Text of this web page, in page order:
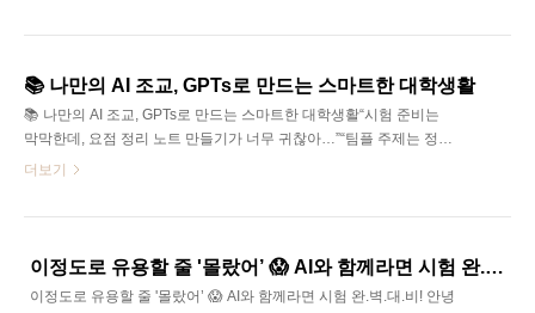
니... 바로 생성형 인공지능입니다! 챗GPT와 같은 Al 도구들, 요즘 정
말 뜨거운 관심사죠! 그런데 혹시 여러분은 이 AI를 그 저 검색창처럼
사용하고 계신가요? "그냥 뭐.... 대충 물어보면 알려주겠지?"라고 가
볍게 여기시면 안 됩니다. AI를 단순히 정보 습득 도구로만 활용하신
다면, 인공지능..
📚 나만의 AI 조교, GPTs로 만드는 스마트한 대학생활
📚 나만의 AI 조교, GPTs로 만드는 스마트한 대학생활“시험 준비는
막막한데, 요점 정리 노트 만들기가 너무 귀찮아…”“팀플 주제는 정했
지만, 기획 방향이 애매해서 감이 안 오네…”“자소서를 쓰긴 써야 하는
좋을까요? 물론 과외 선생님이나 멘토가 24시간 곁에 있을 순 없겠
죠. 하지만, 이제는 그 역할을 AI가 대신해주는 시대가 열렸습니
다.OpenAI에서 제공하는 ChatGPT의 GPTs 기능은 사용자가 직접 챗
더보기
이정도로 유용할 줄 '몰랐어’ 😱 AI와 함께라면 시험 완.벽.대.비!
이정도로 유용할 줄 '몰랐어’ 😱 AI와 함께라면 시험 완.벽.대.비! 안녕